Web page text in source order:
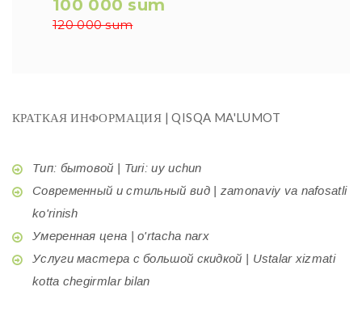
100 000 sum
120 000 sum
КРАТКАЯ ИНФОРМАЦИЯ | QISQA MA'LUMOT
Тип: бытовой | Turi: uy uchun
Современный и стильный вид | zamonaviy va nafosatli
ko'rinish
Умеренная цена | o'rtacha narx
Услуги мастера с большой скидкой | Ustalar xizmati
kotta chegirmlar bilan